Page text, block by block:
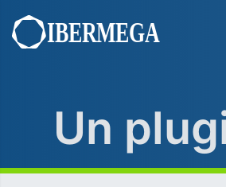
contenido
Un